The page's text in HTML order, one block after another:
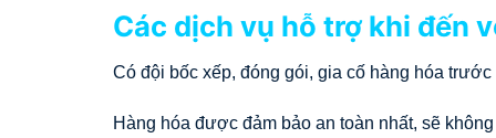
Các dịch vụ hỗ trợ khi đến
Có đội bốc xếp, đóng gói, gia cố hàng hóa
Hàng hóa được đảm bảo an toàn nhất, sẽ